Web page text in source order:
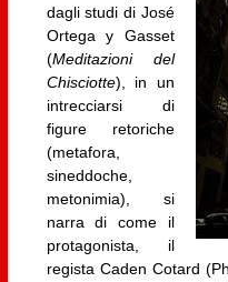
dagli studi di José
Ortega y Gasset
(Meditazioni del
Chisciotte), in un
intrecciarsi di
figure retoriche
(metafora,
sineddoche,
metonimia), si
narra di come il
protagonista, il
regista Caden Cotard